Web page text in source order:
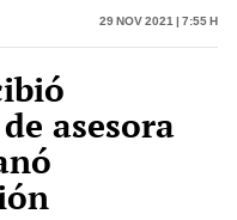
29 Nov 2021 | 7:55 h
asesora